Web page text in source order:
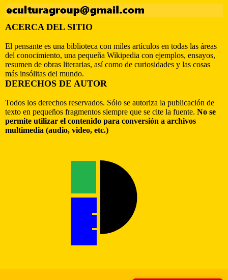
ACERCA DEL SITIO
El pensante es una biblioteca con miles artículos en todas las áreas
del conocimiento, una pequeña Wikipedia con ejemplos, ensayos,
resumen de obras literarias, así como de curiosidades y las cosas
más insólitas del mundo.
DERECHOS DE AUTOR
Todos los derechos reservados. Sólo se autoriza la publicación de
texto en pequeños fragmentos siempre que se cite la fuente. No se
permite utilizar el contenido para conversión a archivos
multimedia (audio, video, etc.)